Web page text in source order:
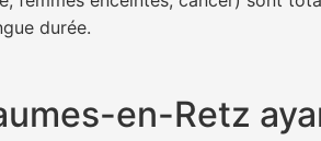
durée.
en-Retz